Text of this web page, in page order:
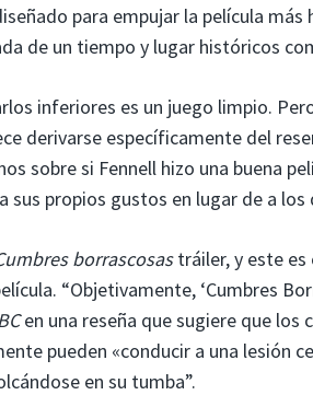
para empujar la película
de un tiempo y lugar históricos
inferiores es un juego limpio.
derivarse específicamente del
sobre si Fennell hizo una buena
sus propios gustos en lugar de a
borrascosastráiler, y este es
“Objetivamente, ‘Cumbres
en una reseña que sugiere que los
pueden «conducir a una lesión
en su tumba”.